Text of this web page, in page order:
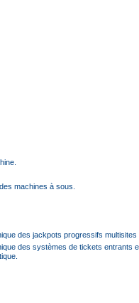
machines à sous.
des jackpots progressifs multisites
des systèmes de tickets entrants